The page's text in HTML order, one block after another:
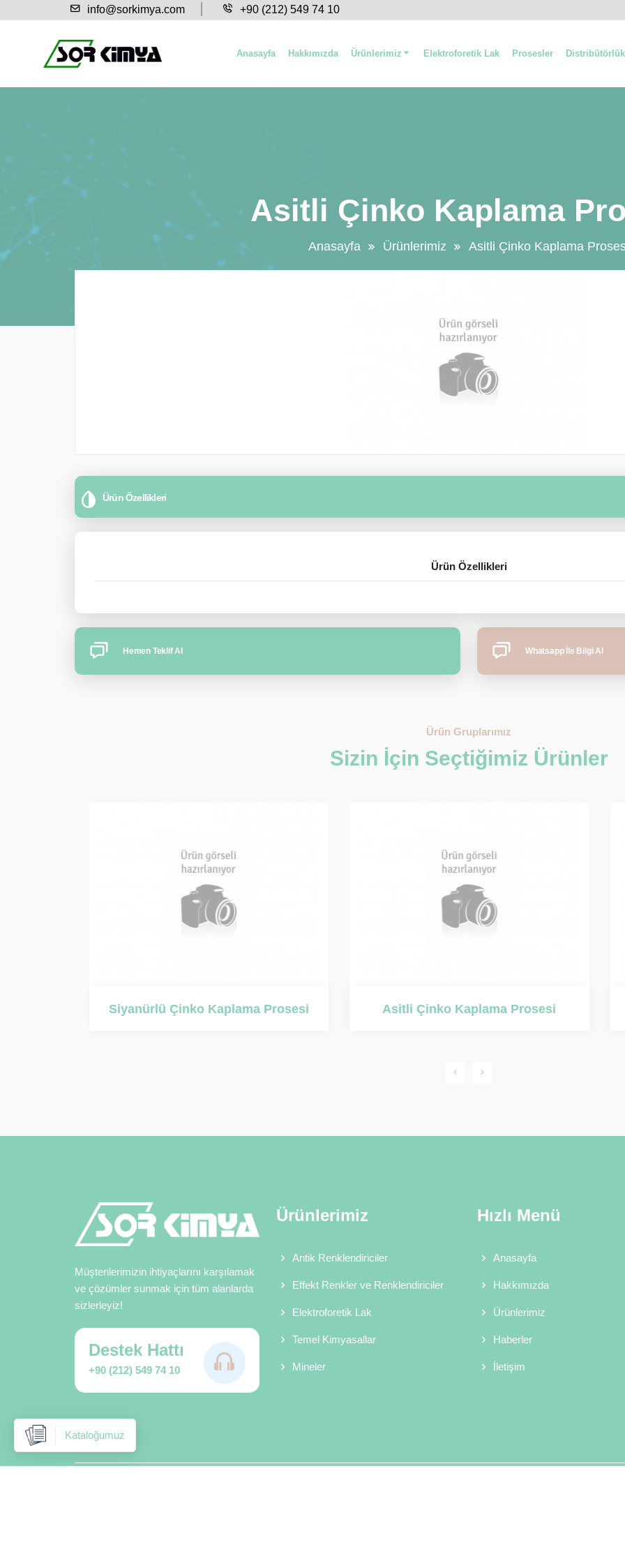
info@sorkimya.com +90 (212) 549 74 10
Anasayfa Hakkımızda Ürünlerimiz Elektroforetik Lak Prosesler
Asitli Çinko Kaplama
Anasayfa Ürünlerimiz Asitli Çinko Kaplama
Ürün Özellikleri
Ürün Özellikleri
Hemen Teklif Al Whatsapp İle Bilgi Al
Ürün Gruplarımız
Sizin İçin Seçtiğimiz Ürünler
Asitli Çinko Kaplama Prosesi Alkali Çinko Kaplama Prosesi
Müşterilerimizin ihtiyaçlarını karşılamak
ve çözümler sunmak için tüm alanlarda
sizlerleyiz!
Destek Hattı
+90 (212) 549 74 10
Ürünlerimiz
Antik Renklendiriciler
Effekt Renkler ve Renklendiriciler
Elektroforetik Lak
Temel Kimyasallar
Mineler
Hızlı Menü
Anasayfa
Hakkımızda
Ürünlerimiz
Haberler
İletişim
Kataloğumuz